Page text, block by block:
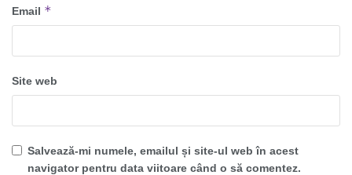
Email *
Site web
Salvează-mi numele, emailul și site-ul web în acest
navigator pentru data viitoare când o să comentez.